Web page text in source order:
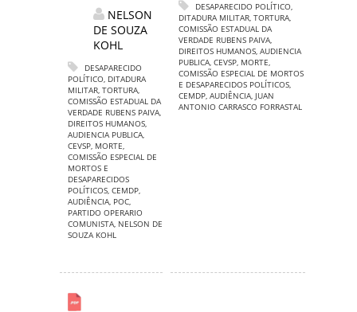
NELSON
DE SOUZA
KOHL
DESAPARECIDO
POLÍTICO, DITADURA
MILITAR, TORTURA,
COMISSÃO ESTADUAL DA
VERDADE RUBENS PAIVA,
DIREITOS HUMANOS,
AUDIENCIA PUBLICA,
CEVSP, MORTE,
COMISSÃO ESPECIAL DE
MORTOS E
DESAPARECIDOS
POLÍTICOS, CEMDP,
AUDIÊNCIA, POC,
PARTIDO OPERARIO
COMUNISTA, NELSON DE
SOUZA KOHL
DESAPARECIDO POLÍTICO,
DITADURA MILITAR, TORTURA,
COMISSÃO ESTADUAL DA
VERDADE RUBENS PAIVA,
DIREITOS HUMANOS, AUDIENCIA
PUBLICA, CEVSP, MORTE,
COMISSÃO ESPECIAL DE MORTOS
E DESAPARECIDOS POLÍTICOS,
CEMDP, AUDIÊNCIA, JUAN
ANTONIO CARRASCO FORRASTAL